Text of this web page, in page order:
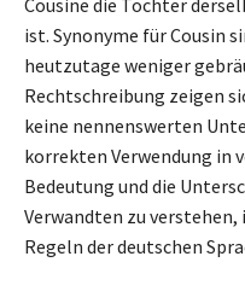
ist. Synonyme für Cousin
heutzutage weniger
Rechtschreibung zeigen
keine nennenswerten
korrekten Verwendung in
Bedeutung und die
Verwandten zu
Regeln der deutschen